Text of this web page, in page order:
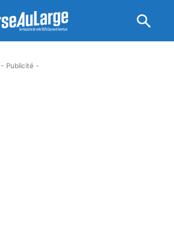
- Publicité -